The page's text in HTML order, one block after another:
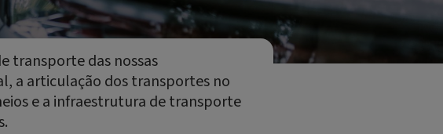
transporte das nossas
a articulação dos transportes no
e a infraestrutura de transporte